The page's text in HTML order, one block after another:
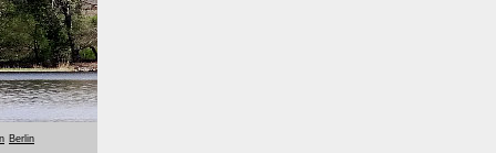
Berlin